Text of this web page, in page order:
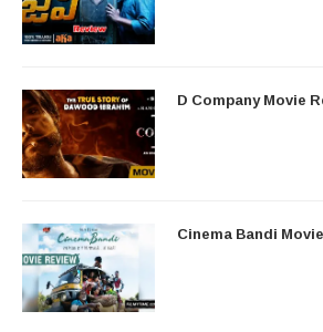
D Company Movie
Cinema Bandi